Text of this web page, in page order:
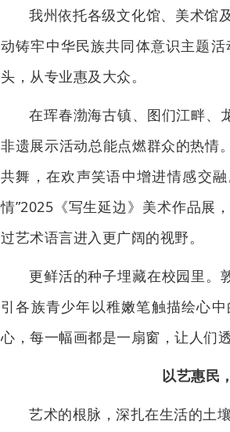
我州依托各级文化馆、美术馆
动铸牢中华民族共同体意识主题
头，从专业惠及大众。
在珲春渤海古镇、图们江畔、
非遗展示活动总能点燃群众的热情
共舞，在欢声笑语中增进情感交
情”2025《写生延边》美术作品展
过艺术语言进入更广阔的视野。
更鲜活的种子埋藏在校园里。
引各族青少年以稚嫩笔触描绘心
心，每一幅画都是一扇窗，让人们
以艺惠民
艺术的根脉，深扎在生活的土